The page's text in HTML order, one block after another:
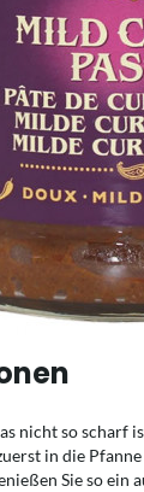
nicht so scharf
in die
Sie so ein